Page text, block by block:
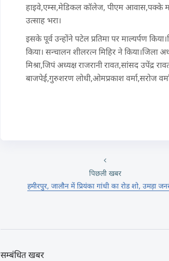
हाइवे,एम्स,मेडिकल कॉलेज, पीएम आवास,पक्के
उत्साह भरा।
इसके पूर्व उन्होंने पटेल प्रतिमा पर माल्यर्पण
किया। सन्चालन शीलरत्न मिहिर ने किया।जिला
मिश्रा,जिपं अध्यक्ष राजरानी रावत,सांसद उपेंद्र
बाजपेई,गुरुशरण लोधी,ओमप्रकाश वर्मा,सरोज
पिछली खबर
हमीरपुर, जालौन में प्रियंका गांधी का रोड शो, उमड़ा
सम्बंधित खबर